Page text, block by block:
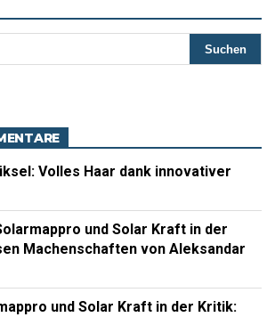
Volles Haar dank innovativer
und Solar Kraft in der
Machenschaften von Aleksandar
und Solar Kraft in der Kritik: